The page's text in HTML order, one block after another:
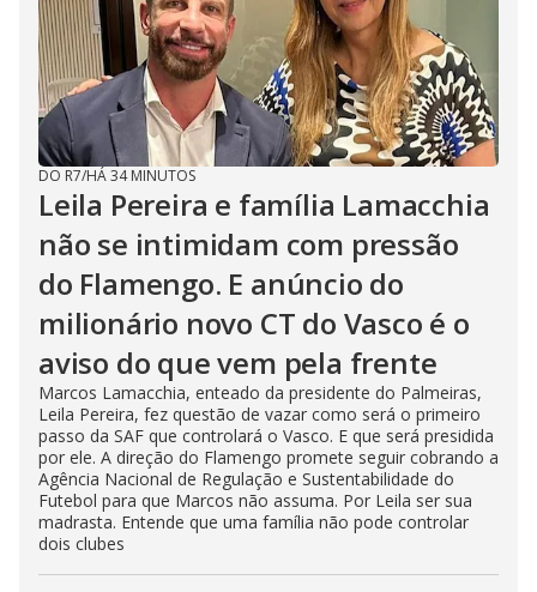
DO R7/HÁ 34 MINUTOS
Leila Pereira e família Lamacchia
não se intimidam com pressão
do Flamengo. E anúncio do
milionário novo CT do Vasco é o
aviso do que vem pela frente
Marcos Lamacchia, enteado da presidente do Palmeiras,
Leila Pereira, fez questão de vazar como será o primeiro
passo da SAF que controlará o Vasco. E que será presidida
por ele. A direção do Flamengo promete seguir cobrando a
Agência Nacional de Regulação e Sustentabilidade do
Futebol para que Marcos não assuma. Por Leila ser sua
madrasta. Entende que uma família não pode controlar
dois clubes